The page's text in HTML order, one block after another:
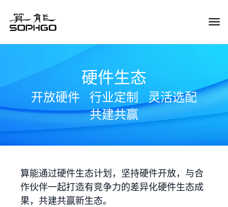
硬件生态
开放硬件 行业定制
灵活选配
共建共赢
算能通过硬件生态计划，坚持硬件开放，与合
作伙伴一起打造有竞争力的差异化硬件生态成
果，共建共赢新生态。